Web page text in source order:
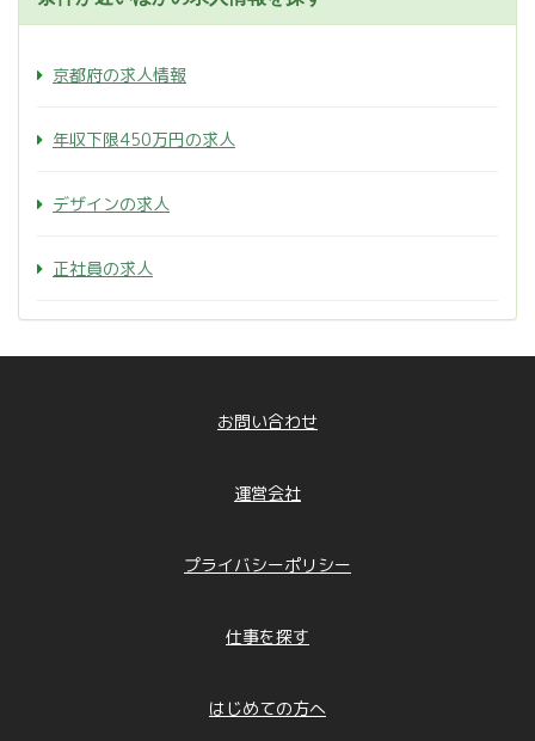
京都府の求人情報
年収下限450万円の求人
デザインの求人
正社員の求人
お問い合わせ
運営会社
プライバシーポリシー
仕事を探す
はじめての方へ